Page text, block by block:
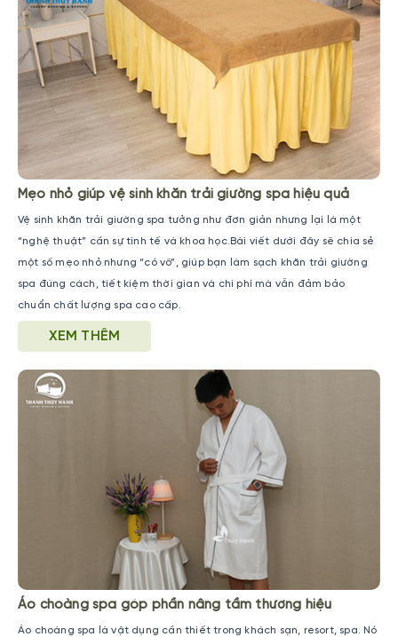
Mẹo nhỏ giúp vệ sinh khăn trải giường spa hiệu quả
Vệ sinh khăn trải giường spa tưởng như đơn giản nhưng lại là một
“nghệ thuật” cần sự tinh tế và khoa học.Bài viết dưới đây sẽ chia sẻ
một số mẹo nhỏ nhưng “có võ”, giúp bạn làm sạch khăn trải giường
spa đúng cách, tiết kiệm thời gian và chi phí mà vẫn đảm bảo
chuẩn chất lượng spa cao cấp.
XEM THÊM
Áo choàng spa góp phần nâng tầm thương hiệu
Áo choàng spa là vật dụng cần thiết trong khách sạn, resort, spa. Nó